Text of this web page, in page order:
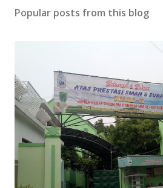
Popular posts from this blog